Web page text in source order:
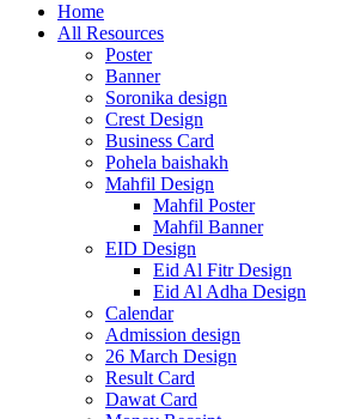
Home
All Resources
Poster
Banner
Soronika design
Crest Design
Business Card
Pohela baishakh
Mahfil Design
Mahfil Poster
Mahfil Banner
EID Design
Eid Al Fitr Design
Eid Al Adha Design
Calendar
Admission design
26 March Design
Result Card
Dawat Card